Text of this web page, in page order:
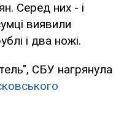
Серед них - і
виявили
і два ножі.
СБУ нагрянула